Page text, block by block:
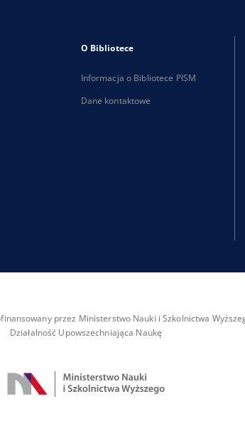
O Bibliotece
Informacja o Bibliotece PISM
Dane kontaktowe
przez Ministerstwo Nauki i Szkolnictwa
Działalność Upowszechniająca Naukę